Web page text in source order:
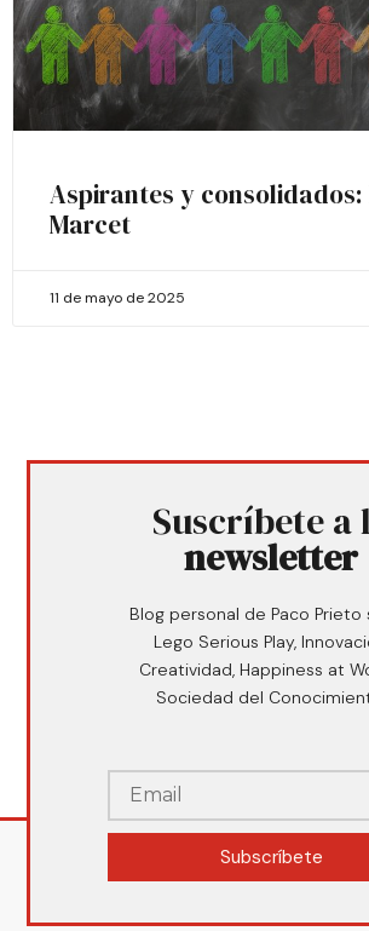
Aspirantes y
Marcet
11 de mayo de 2025
Suscríbete a
newsletter
Blog personal de Paco Prieto
Lego Serious Play,
Creatividad, Happiness at
Sociedad del
Subscríbete